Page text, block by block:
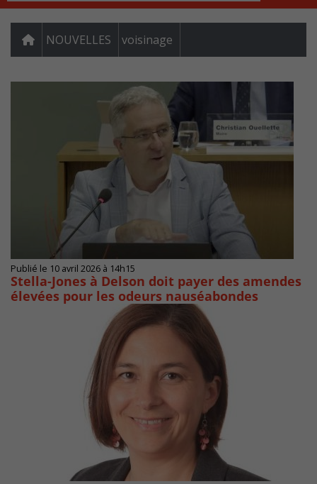
NOUVELLES voisinage
Publié le 10 avril 2026 à 14h15
Stella-Jones à Delson doit payer des amendes
élevées pour les odeurs nauséabondes